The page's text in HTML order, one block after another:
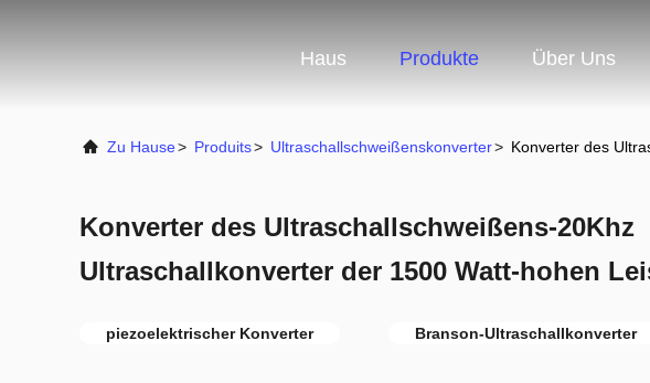
Haus Produkte Über Uns
Zu Hause> Produits> Ultraschallschweißenskonverter> Konverter des
Konverter des Ultraschallschweißens-20Khz
Ultraschallkonverter der 1500 Watt-hohen
piezoelektrischer Konverter Branson-Ultraschallkonverter